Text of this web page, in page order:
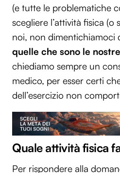
(e tutte le problematiche
scegliere l’attività fisica
noi, non dimentichiamoci
quelle che sono le
chiediamo sempre un
medico, per esser certi
dell’esercizio non
Quale attività fisica
Per rispondere alla